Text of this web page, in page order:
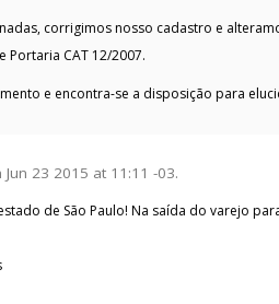
corrigimos nosso cadastro e
Portaria CAT 12/2007.
e encontra-se a disposição para
23 2015 at 11:11 -03.
de São Paulo! Na saída do varejo